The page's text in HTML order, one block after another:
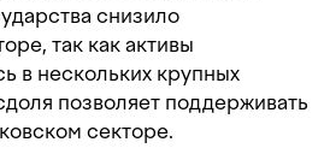
снизило
так как активы
в нескольких крупных
позволяет поддерживать
секторе.